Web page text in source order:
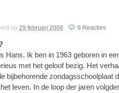
op 29 februari 2008 . 9 Reacties
Hans. Ik ben in 1963 geboren in
met het geloof bezig. Het
bijbehorende zondagsschoolplaat
leven. In de loop der jaren